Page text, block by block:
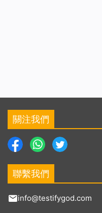
關注我們
聯繫我們
info@testifygod.com